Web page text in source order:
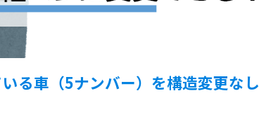
る車（5ナンバー）を構造変更なし